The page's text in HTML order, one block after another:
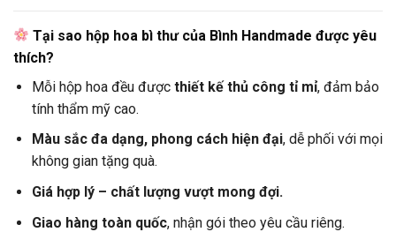
Tại sao hộp hoa bì thư của Bình Handmade được yêu
thích?
Mỗi hộp hoa đều được thiết kế thủ công tỉ mỉ, đảm bảo
tính thẩm mỹ cao.
Màu sắc đa dạng, phong cách hiện đại, dễ phối với mọi
không gian tặng quà.
Giá hợp lý – chất lượng vượt mong đợi.
Giao hàng toàn quốc, nhận gói theo yêu cầu riêng.